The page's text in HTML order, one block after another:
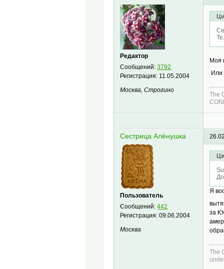
Редактор
Сообщений:3792
Регистрация: 11.05.2004
Москва, Строгино
Моя
The
Сестрица Алёнушка
Пользователь
Сообщений:442
Регистрация:09.06.2004
Москва
Я
за
The